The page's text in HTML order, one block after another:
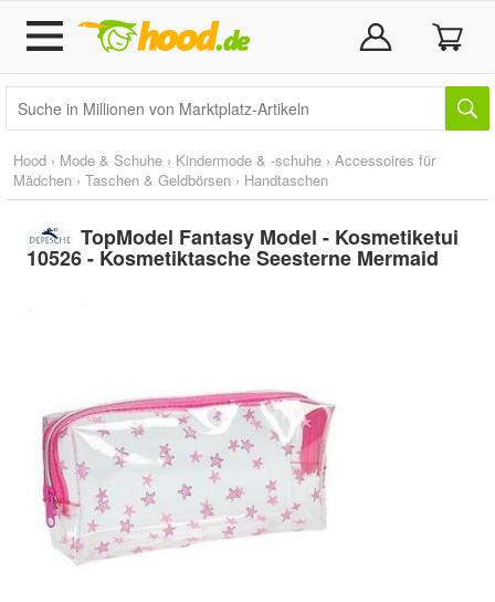
Hood › Mode & Schuhe › Kindermode & -schuhe › Accessoires für
Mädchen › Taschen & Geldbörsen › Handtaschen
TopModel Fantasy Model - Kosmetiketui
10526 - Kosmetiktasche Seesterne Mermaid